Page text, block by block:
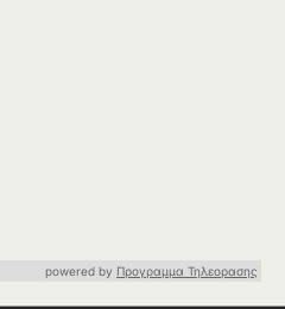
powered by Προγραμμα Τηλεορασης